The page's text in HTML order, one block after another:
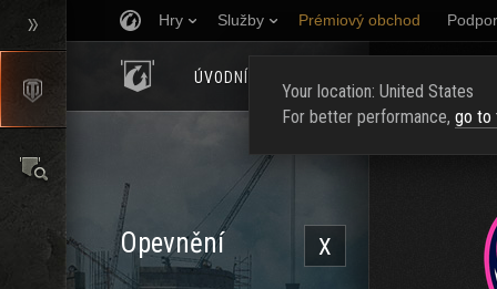
Hry Služby Prémiový obchod
ÚVODNÍ STRÁNKA
X
Opevnění
Your location: United States
For better performance, go to